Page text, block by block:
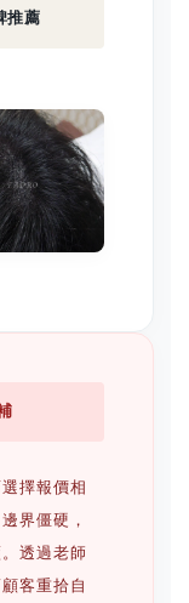
推薦
擇報價相
界僵硬，
透過老師
客重拾自